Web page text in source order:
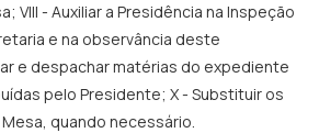
VIII - Auxiliar a Presidência na Inspeção
e na observância deste
e despachar matérias do expediente
pelo Presidente; X - Substituir os
quando necessário.